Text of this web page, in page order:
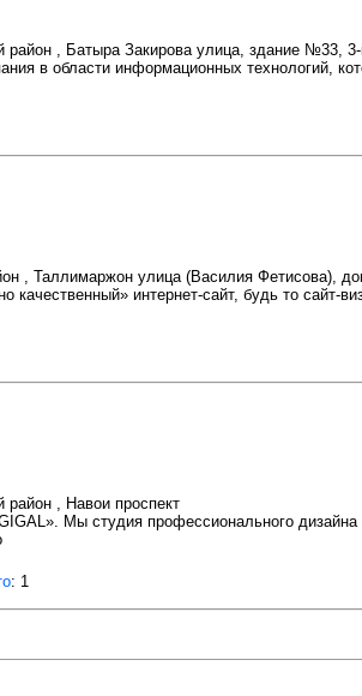
район , Батыра Закирова улица, здание №33,
в области информационных технологий,
, Таллимаржон улица (Василия Фетисова),
интернет-сайт, будь то сайт-
район , Навои проспект
Мы студия профессионального
: 1